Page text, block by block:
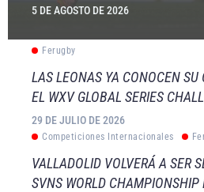
5 DE AGOSTO DE 2026
Ferugby
LAS LEONAS YA CONOCEN SU
EL WXV GLOBAL SERIES
29 DE JULIO DE 2026
Competiciones Internacionales
VALLADOLID VOLVERÁ A SER
SVNS WORLD